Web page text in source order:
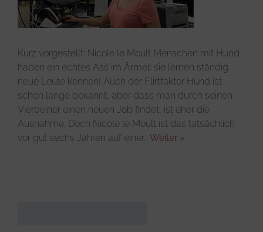
Kurz vorgestellt: Nicole le Moult Menschen mit Hund
haben ein echtes Ass im Ärmel: sie lernen ständig
neue Leute kennen! Auch der Flirtfaktor Hund ist
schon lange bekannt, aber dass man durch seinen
Vierbeiner einen neuen Job findet, ist eher die
Ausnahme. Doch Nicole le Moult ist das tatsächlich
vor gut sechs Jahren auf einer… Weiter »